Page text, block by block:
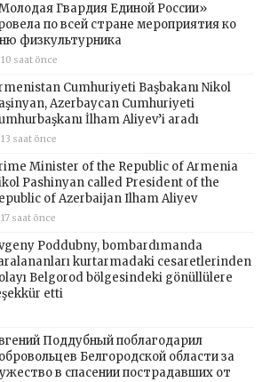
Гвардия Единой России»
по всей стране мероприятия ко
физкультурника
10 saat önce
Cumhuriyeti Başbakanı Nikol
Azerbaycan Cumhuriyeti
İlham Aliyev’i aradı
13 saat önce
Minister of the Republic of Armenia
Pashinyan called President of the
of Azerbaijan Ilham Aliyev
17 saat önce
Poddubny, bombardımanda
kurtarmadaki cesaretlerinden
Belgorod bölgesindeki gönüllülere
etti
Поддубный поблагодарил
Белгородской области за
в спасении пострадавших от